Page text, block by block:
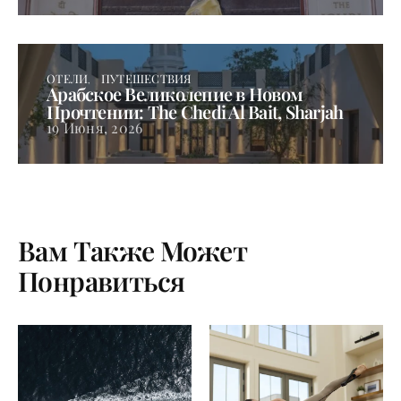
ОТЕЛИ ПУТЕШЕСТВИЯ
Арабское Великолепие в Новом
Прочтении: The Chedi Al Bait, Sharjah
19 Июня, 2026
Вам Также Может
Понравиться